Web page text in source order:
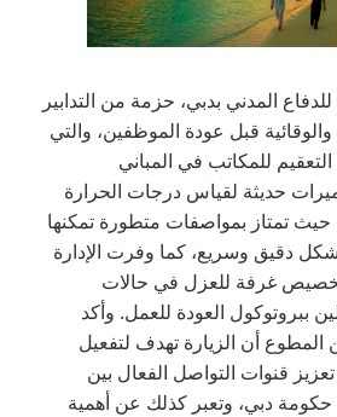
المدني بدبي، حزمة من التدابير
والوقائية قبل عودة الموظفين، والتي
للمكاتب في المباني
حديثة لقياس درجات الحرارة
حيث تمتاز بمواصفات متطورة تمكنها
دقيق وسريع، كما وفرت الإدارة
غرفة للعزل في حالات
ببروتوكول العودة للعمل. وأكد
أن الزيارة تهدف لتفعيل
قنوات التواصل الفعال بين
حكومة دبي، وتعبر كذلك عن أهمية